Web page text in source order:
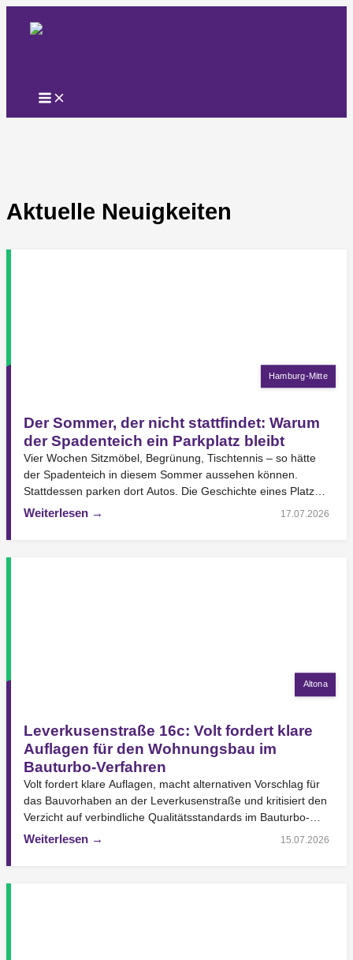
Inhalt
Aktuelle Neuigkeiten
Hamburg-Mitte
Der Sommer, der nicht stattfindet: Warum
der Spadenteich ein Parkplatz bleibt
Vier Wochen Sitzmöbel, Begrünung, Tischtennis – so hätte
der Spadenteich in diesem Sommer aussehen können.
Stattdessen parken dort Autos. Die Geschichte eines Platzes,
den…
Weiterlesen → 17.07.2026
Altona
Leverkusenstraße 16c: Volt fordert klare
Auflagen für den Wohnungsbau im
Bauturbo-Verfahren
Volt fordert klare Auflagen, macht alternativen Vorschlag für
das Bauvorhaben an der Leverkusenstraße und kritisiert den
Verzicht auf verbindliche Qualitätsstandards im Bauturbo-
Verfahren. Die Volt-Fraktion…
Weiterlesen → 15.07.2026